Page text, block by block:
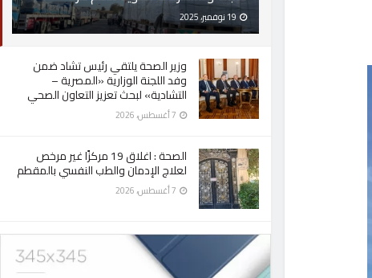
وزير الصحة يلتقي رئيس تشاد ضمن
وفد اللجنة الوزارية «المصرية –
التشادية» لبحث تعزيز التعاون الصحي
الصحة : اغلاق 19 مركزًا غير مرخص
لعلاج الإدمان والطب النفسي بالمقطم